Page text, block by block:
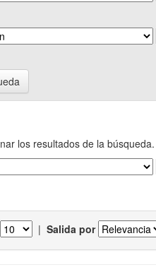
los resultados de la búsqueda.
| Salida por